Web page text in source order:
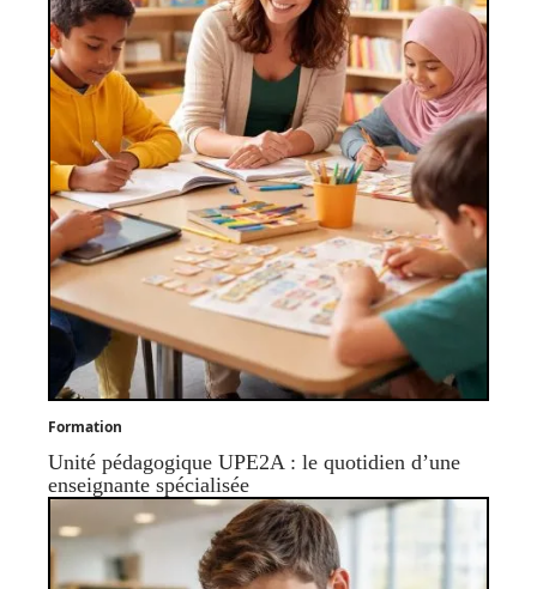
Formation
Unité pédagogique UPE2A : le quotidien d’une
enseignante spécialisée